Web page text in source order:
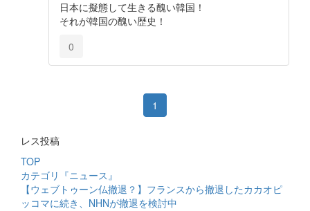
日本に擬態して生きる醜い韓国！
それが韓国の醜い歴史！
0
1
レス投稿
TOP
カテゴリ『ニュース』
【ウェブトゥーン仏撤退？】フランスから撤退したカカオピ
ッコマに続き、NHNが撤退を検討中